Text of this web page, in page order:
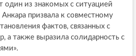
один из знакомых с ситуацией
призвала к совместному
фактов, связанных с
а также выразила солидарность с